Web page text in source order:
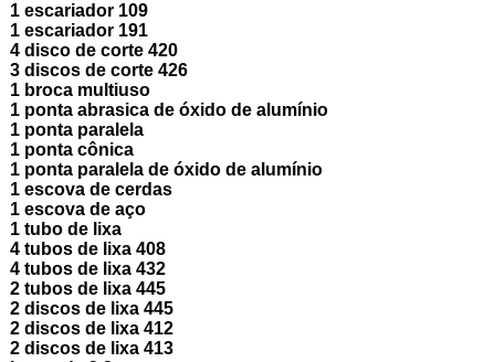
1 escariador 109
1 escariador 191
4 disco de corte 420
3 discos de corte 426
1 broca multiuso
1 ponta abrasica de óxido de alumínio
1 ponta paralela
1 ponta cônica
1 ponta paralela de óxido de alumínio
1 escova de cerdas
1 escova de aço
1 tubo de lixa
4 tubos de lixa 408
4 tubos de lixa 432
2 tubos de lixa 445
2 discos de lixa 445
2 discos de lixa 412
2 discos de lixa 413